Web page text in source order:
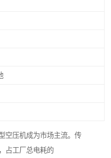
空压机成为市场主流。传
占工厂总电耗的